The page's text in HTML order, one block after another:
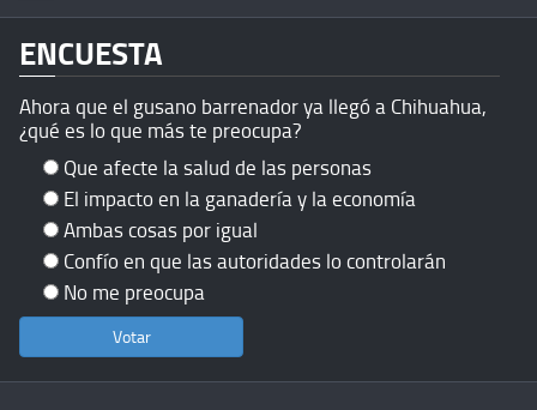
ENCUESTA
Ahora que el gusano barrenador ya llegó a Chihuahua,
¿qué es lo que más te preocupa?
Que afecte la salud de las personas
El impacto en la ganadería y la economía
Ambas cosas por igual
Confío en que las autoridades lo controlarán
No me preocupa